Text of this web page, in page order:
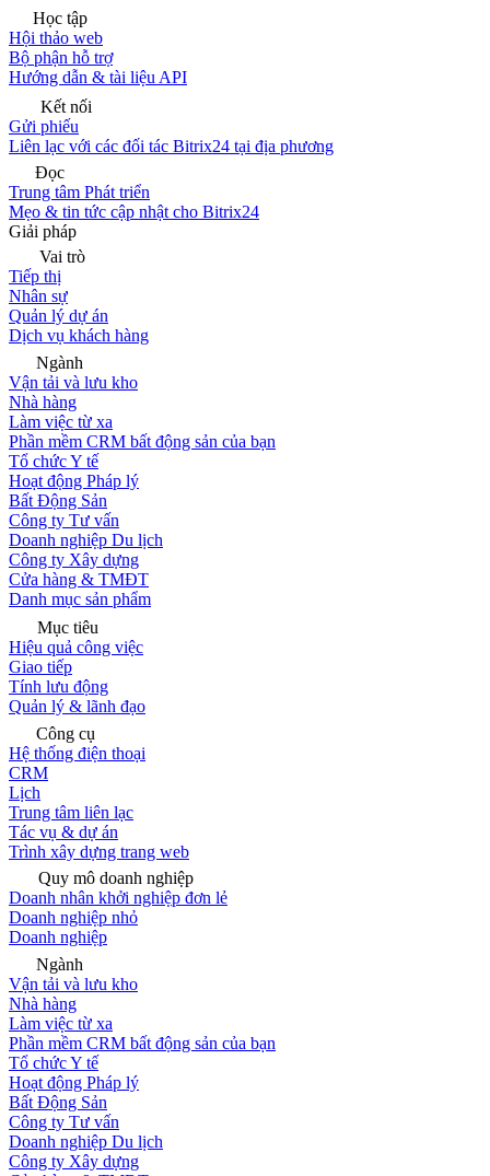
Học tập
Hội thảo web
Bộ phận hỗ trợ
Hướng dẫn & tài liệu API
Kết nối
Gửi phiếu
Liên lạc với các đối tác Bitrix24 tại địa phương
Đọc
Trung tâm Phát triển
Mẹo & tin tức cập nhật cho Bitrix24
Giải pháp
Vai trò
Tiếp thị
Nhân sự
Quản lý dự án
Dịch vụ khách hàng
Ngành
Vận tải và lưu kho
Nhà hàng
Làm việc từ xa
Phần mềm CRM bất động sản của bạn
Tổ chức Y tế
Hoạt động Pháp lý
Bất Động Sản
Công ty Tư vấn
Doanh nghiệp Du lịch
Công ty Xây dựng
Cửa hàng & TMĐT
Danh mục sản phẩm
Mục tiêu
Hiệu quả công việc
Giao tiếp
Tính lưu động
Quản lý & lãnh đạo
Công cụ
Hệ thống điện thoại
CRM
Lịch
Trung tâm liên lạc
Tác vụ & dự án
Trình xây dựng trang web
Quy mô doanh nghiệp
Doanh nhân khởi nghiệp đơn lẻ
Doanh nghiệp nhỏ
Doanh nghiệp
Ngành
Vận tải và lưu kho
Nhà hàng
Làm việc từ xa
Phần mềm CRM bất động sản của bạn
Tổ chức Y tế
Hoạt động Pháp lý
Bất Động Sản
Công ty Tư vấn
Doanh nghiệp Du lịch
Công ty Xây dựng